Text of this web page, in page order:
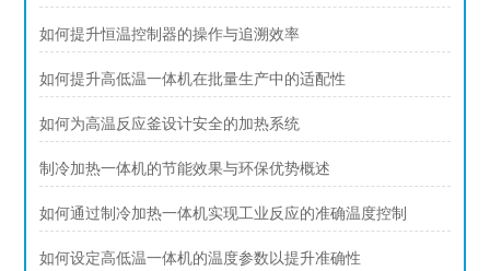
如何提升恒温控制器的操作与追溯效率
如何提升高低温一体机在批量生产中的适配性
如何为高温反应釜设计安全的加热系统
制冷加热一体机的节能效果与环保优势概述
如何通过制冷加热一体机实现工业反应的准确温度控制
如何设定高低温一体机的温度参数以提升准确性